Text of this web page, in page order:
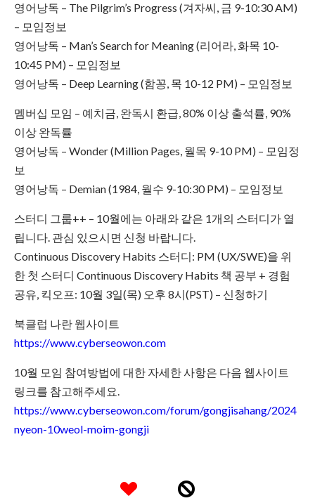
영어낭독 – The Pilgrim’s Progress (겨자씨, 금 9-10:30 AM)
– 모임정보
영어낭독 – Man’s Search for Meaning (리어라, 화목 10-
10:45 PM) – 모임정보
영어낭독 – Deep Learning (함꽁, 목 10-12 PM) – 모임정보
멤버십 모임 – 예치금, 완독시 환급, 80% 이상 출석률, 90%
이상 완독률
영어낭독 – Wonder (Million Pages, 월목 9-10 PM) – 모임정
보
영어낭독 – Demian (1984, 월수 9-10:30 PM) – 모임정보
스터디 그룹++ – 10월에는 아래와 같은 1개의 스터디가 열
립니다. 관심 있으시면 신청 바랍니다.
Continuous Discovery Habits 스터디: PM (UX/SWE)을 위
한 첫 스터디 Continuous Discovery Habits 책 공부 + 경험
공유, 킥오프: 10월 3일(목) 오후 8시(PST) – 신청하기
북클럽 나란 웹사이트
https://www.cyberseowon.com
10월 모임 참여방법에 대한 자세한 사항은 다음 웹사이트
링크를 참고해주세요.
https://www.cyberseowon.com/forum/gongjisahang/2024
nyeon-10weol-moim-gongji